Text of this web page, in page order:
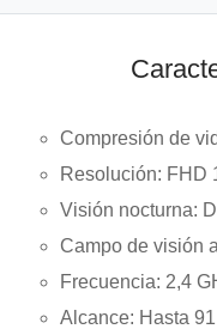
Compresión de
Resolución: FHD
Visión nocturna:
Campo de visión
Frecuencia: 2,4
Alcance: Hasta